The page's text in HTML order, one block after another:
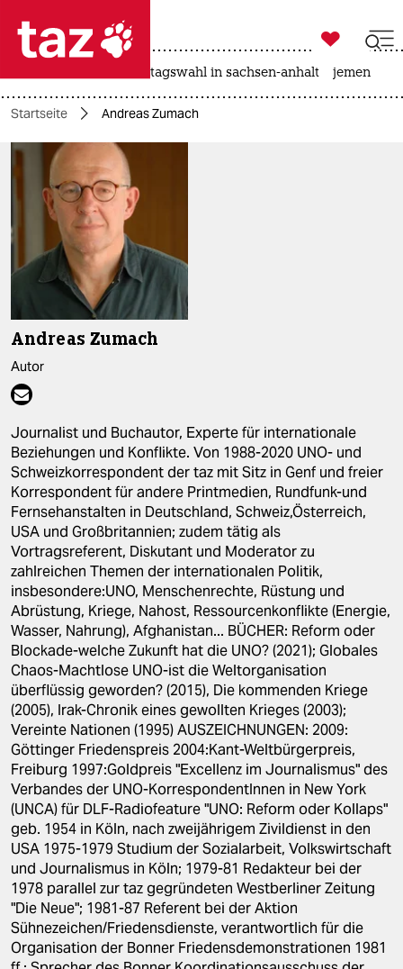
 taz zahl ich
taz zahl ich
themen
politik
öko
gesellschaft
kultur
sport
berlin
nord
wahrheit
verlag
verlag
veranstaltungen
shop
fragen & hilfe
unterstützen
abo
genossenschaft
epaper login

taz zahl ich
landtagswahl in sachsen-anhalt jemen
Startseite Andreas Zumach
Andreas Zumach
Autor
Journalist und Buchautor, Experte für internationale
Beziehungen und Konflikte. Von 1988-2020 UNO- und
Schweizkorrespondent der taz mit Sitz in Genf und freier
Korrespondent für andere Printmedien, Rundfunk-und
Fernsehanstalten in Deutschland, Schweiz,Österreich,
USA und Großbritannien; zudem tätig als
Vortragsreferent, Diskutant und Moderator zu
zahlreichen Themen der internationalen Politik,
insbesondere:UNO, Menschenrechte, Rüstung und
Abrüstung, Kriege, Nahost, Ressourcenkonflikte (Energie,
Wasser, Nahrung), Afghanistan... BÜCHER: Reform oder
Blockade-welche Zukunft hat die UNO? (2021); Globales
Chaos-Machtlose UNO-ist die Weltorganisation
überflüssig geworden? (2015), Die kommenden Kriege
(2005), Irak-Chronik eines gewollten Krieges (2003);
Vereinte Nationen (1995) AUSZEICHNUNGEN: 2009:
Göttinger Friedenspreis 2004:Kant-Weltbürgerpreis,
Freiburg 1997:Goldpreis "Excellenz im Journalismus" des
Verbandes der UNO-KorrespondentInnen in New York
(UNCA) für DLF-Radiofeature "UNO: Reform oder Kollaps"
geb. 1954 in Köln, nach zweijährigem Zivildienst in den
USA 1975-1979 Studium der Sozialarbeit, Volkswirtschaft
und Journalismus in Köln; 1979-81 Redakteur bei der
1978 parallel zur taz gegründeten Westberliner Zeitung
"Die Neue"; 1981-87 Referent bei der Aktion
Sühnezeichen/Friedensdienste, verantwortlich für die
Organisation der Bonner Friedensdemonstrationen 1981